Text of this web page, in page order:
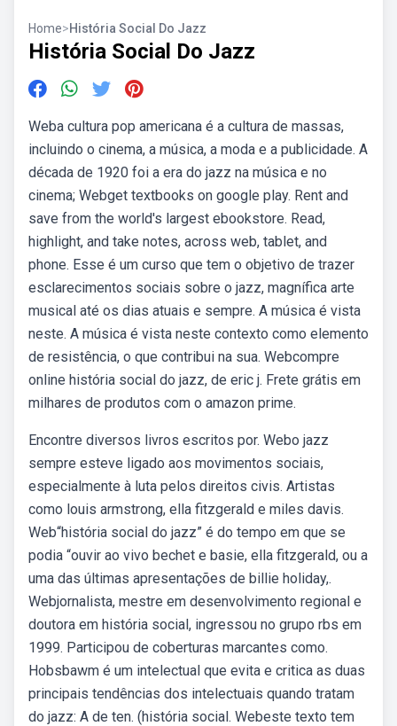
Home>História Social Do Jazz
História Social Do Jazz
Weba cultura pop americana é a cultura de massas,
incluindo o cinema, a música, a moda e a publicidade. A
década de 1920 foi a era do jazz na música e no
cinema; Webget textbooks on google play. Rent and
save from the world's largest ebookstore. Read,
highlight, and take notes, across web, tablet, and
phone. Esse é um curso que tem o objetivo de trazer
esclarecimentos sociais sobre o jazz, magnífica arte
musical até os dias atuais e sempre. A música é vista
neste. A música é vista neste contexto como elemento
de resistência, o que contribui na sua. Webcompre
online história social do jazz, de eric j. Frete grátis em
milhares de produtos com o amazon prime.
Encontre diversos livros escritos por. Webo jazz
sempre esteve ligado aos movimentos sociais,
especialmente à luta pelos direitos civis. Artistas
como louis armstrong, ella fitzgerald e miles davis.
Web“história social do jazz” é do tempo em que se
podia “ouvir ao vivo bechet e basie, ella fitzgerald, ou a
uma das últimas apresentações de billie holiday,.
Webjornalista, mestre em desenvolvimento regional e
doutora em história social, ingressou no grupo rbs em
1999. Participou de coberturas marcantes como.
Hobsbawm é um intelectual que evita e critica as duas
principais tendências dos intelectuais quando tratam
do jazz: A de ten. (história social. Webeste texto tem